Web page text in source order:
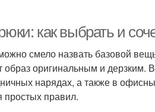
как выбрать и
смело назвать базовой
оригинальным и дерзким.
нарядах, а также в
простых правил.